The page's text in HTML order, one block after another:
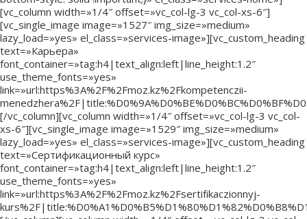
[vc_column width=»1/4″ offset=»vc_col-lg-3 vc_col-xs-6″]
[vc_single_image image=»1527″ img_size=»medium»
lazy_load=»yes» el_class=»services-image»][vc_custom_heading
text=»Карьера»
font_container=»tag:h4|text_align:left|line_height:1.2″
use_theme_fonts=»yes»
link=»url:https%3A%2F%2Fmoz.kz%2Fkompetenczii-
[/vc_column][vc_column width=»1/4″ offset=»vc_col-lg-3 vc_col-
xs-6″][vc_single_image image=»1529″ img_size=»medium»
lazy_load=»yes» el_class=»services-image»][vc_custom_heading
text=»Сертификационный курс»
font_container=»tag:h4|text_align:left|line_height:1.2″
use_theme_fonts=»yes»
link=»url:https%3A%2F%2Fmoz.kz%2Fsertifikaczionnyj-